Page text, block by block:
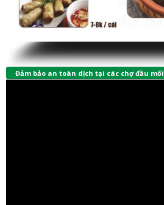
Đảm bảo an toàn dịch tại các chợ đầu mối